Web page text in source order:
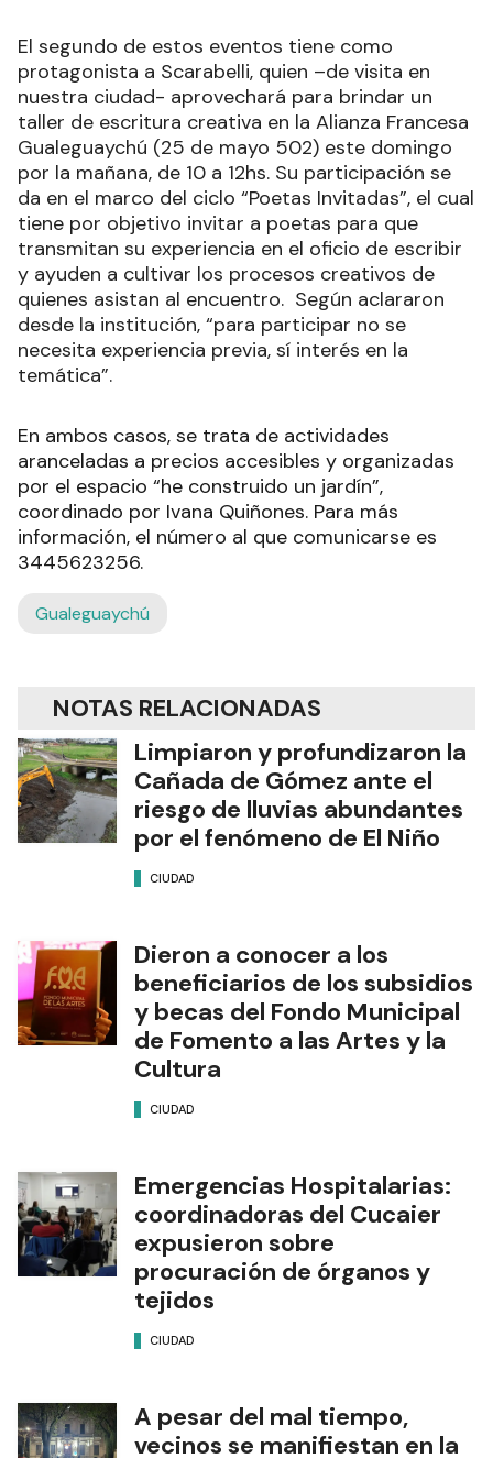
El segundo de estos eventos tiene como
protagonista a Scarabelli, quien –de visita en
nuestra ciudad- aprovechará para brindar un
taller de escritura creativa en la Alianza Francesa
Gualeguaychú (25 de mayo 502) este domingo
por la mañana, de 10 a 12hs. Su participación se
da en el marco del ciclo “Poetas Invitadas”, el cual
tiene por objetivo invitar a poetas para que
transmitan su experiencia en el oficio de escribir
y ayuden a cultivar los procesos creativos de
quienes asistan al encuentro. Según aclararon
desde la institución, “para participar no se
necesita experiencia previa, sí interés en la
temática”.
En ambos casos, se trata de actividades
aranceladas a precios accesibles y organizadas
por el espacio “he construido un jardín”,
coordinado por Ivana Quiñones. Para más
información, el número al que comunicarse es
3445623256.
Gualeguaychú
NOTAS RELACIONADAS
Limpiaron y profundizaron la
Cañada de Gómez ante el
riesgo de lluvias abundantes
por el fenómeno de El Niño
CIUDAD
Dieron a conocer a los
beneficiarios de los subsidios
y becas del Fondo Municipal
de Fomento a las Artes y la
Cultura
CIUDAD
Emergencias Hospitalarias:
coordinadoras del Cucaier
expusieron sobre
procuración de órganos y
tejidos
CIUDAD
A pesar del mal tiempo,
vecinos se manifiestan en la